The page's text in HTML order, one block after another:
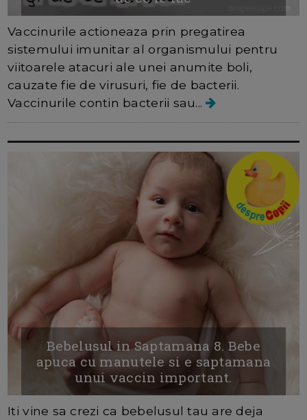
Vaccinurile actioneaza prin pregatirea
sistemului imunitar al organismului pentru
viitoarele atacuri ale unei anumite boli,
cauzate fie de virusuri, fie de bacterii.
Vaccinurile contin bacterii sau...
Bebelusul in Saptamana 8. Bebe
apuca cu manutele si e saptamana
unui vaccin important.
Iti vine sa crezi ca bebelusul tau are deja